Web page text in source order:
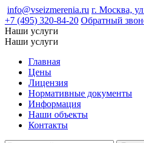
info@vseizmerenia.ru г. Москва,
+7 (495) 320-84-20 Обратный
Наши услуги
Наши услуги
Главная
Цены
Лицензия
Нормативные документы
Информация
Наши объекты
Контакты